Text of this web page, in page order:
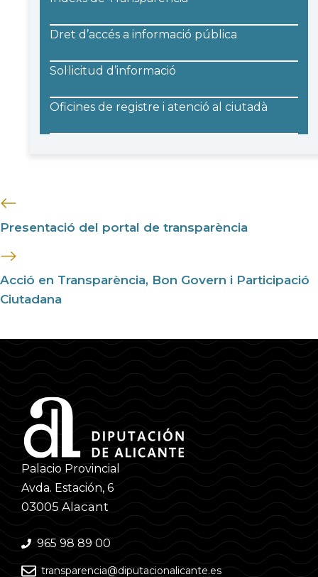
Dret d’accés a informació pública
Sol·licitud d’informació
Oficines de registre i atenció al ciutadà
Presentació del portal de transparència
Acció en Transparència, Bon Govern i Participació
Ciutadana
Palacio Provincial
Avda. Estación, 6
03005 Alacant
965 98 89 00
transparencia@diputacionalicante.es